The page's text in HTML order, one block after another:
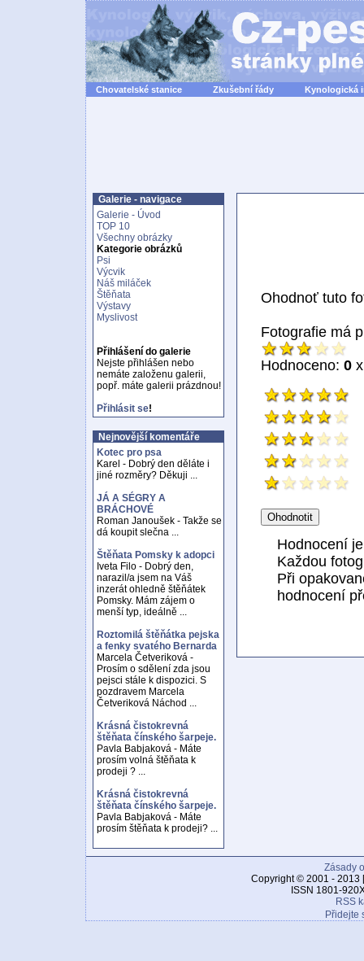
Chovatelské stanice Zkušební řády Kynologická
Galerie - navigace
Galerie - Úvod
TOP 10
Všechny obrázky
Kategorie obrázků
Psi
Výcvik
Náš miláček
Štěňata
Výstavy
Myslivost
Přihlášení do galerie
Nejste přihlášen nebo
nemáte založenu galerii,
popř. máte galerii prázdnou!
Přihlásit se!
Nejnovější komentáře
Kotec pro psa
Karel - Dobrý den děláte i
jiné rozměry? Děkuji ...
JÁ A SÉGRY A
BRÁCHOVÉ
Roman Janoušek - Takže se
dá koupit slečna ...
Štěňata Pomsky k adopci
Iveta Filo - Dobrý den,
narazil/a jsem na Váš
inzerát ohledně štěňátek
Pomsky. Mám zájem o
menší typ, ideálně ...
Roztomilá štěňátka pejska
a fenky svatého Bernarda
Marcela Četveriková -
Prosím o sdělení zda jsou
pejsci stále k dispozici. S
pozdravem Marcela
Četveriková Náchod ...
Krásná čistokrevná
štěňata čínského šarpeje.
Pavla Babjaková - Máte
prosím volná štěňata k
prodeji ? ...
Krásná čistokrevná
štěňata čínského šarpeje.
Pavla Babjaková - Máte
prosím štěňata k prodeji? ...
Ohodnoť tuto
Fotografie má
Hodnoceno: 0 x
Hodnocení
Každou
Při
hodnocení
Zásady
Copyright © 2001 - 2013
ISSN 1801-
RSS
Přidejte